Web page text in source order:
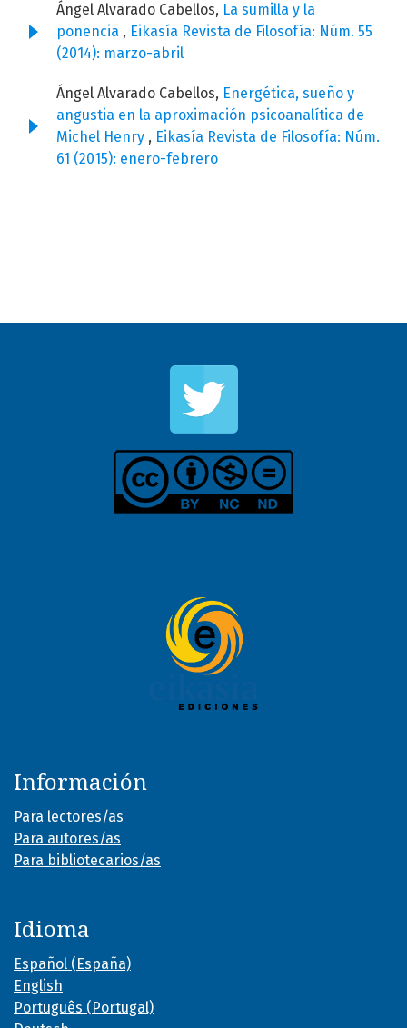
Ángel Alvarado Cabellos, La sumilla y la
ponencia , Eikasía Revista de Filosofía: Núm. 55
(2014): marzo-abril
Ángel Alvarado Cabellos, Energética, sueño y
angustia en la aproximación psicoanalítica de
Michel Henry , Eikasía Revista de Filosofía: Núm.
61 (2015): enero-febrero
Información
Para lectores/as
Para autores/as
Para bibliotecarios/as
Idioma
Español (España)
English
Português (Portugal)